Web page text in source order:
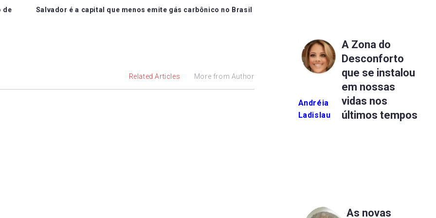
de Salvador é a capital que menos emite gás carbônico no Brasil
Related Articles More from Author
Andréia
Ladislau
A Zona do
Desconforto
que se instalou
em nossas
vidas nos
últimos tempos
As novas